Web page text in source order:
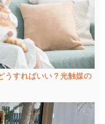
うすればいい？光触媒の